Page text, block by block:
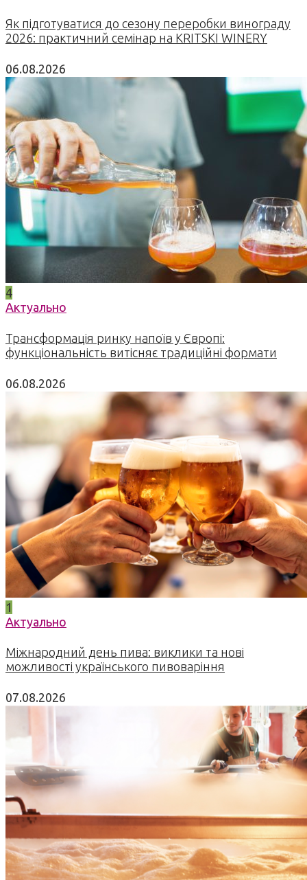
Як підготуватися до сезону переробки винограду
2026: практичний семінар на KRITSKI WINERY
06.08.2026
4
Актуально
Трансформація ринку напоїв у Європі:
функціональність витісняє традиційні формати
06.08.2026
1
Актуально
Міжнародний день пива: виклики та нові
можливості українського пивоваріння
07.08.2026